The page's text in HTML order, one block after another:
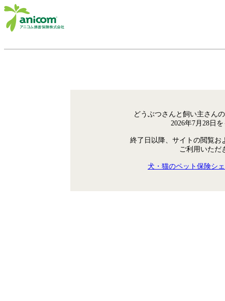
どうぶつさんと飼い主さん
2026年7月28日
終了日以降、サイトの閲覧お
ご利用いただ
犬・猫のペット保険シ